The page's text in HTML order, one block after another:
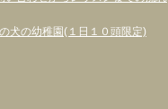
犬の幼稚園(１日１０頭限定)